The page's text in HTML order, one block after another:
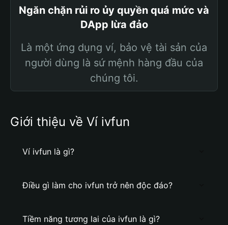
Ngăn chặn rủi ro ủy quyền quá mức và
DApp lừa đảo
Là một ứng dụng ví, bảo vệ tài sản của
người dùng là sứ mệnh hàng đầu của
chúng tôi.
Giới thiệu về Ví ivfun
Ví ivfun là gì?
Điều gì làm cho ivfun trở nên độc đáo?
Tiềm năng tương lai của ivfun là gì?